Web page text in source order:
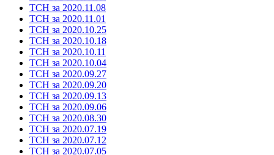
ТСН за 2020.11.08
ТСН за 2020.11.01
ТСН за 2020.10.25
ТСН за 2020.10.18
ТСН за 2020.10.11
ТСН за 2020.10.04
ТСН за 2020.09.27
ТСН за 2020.09.20
ТСН за 2020.09.13
ТСН за 2020.09.06
ТСН за 2020.08.30
ТСН за 2020.07.19
ТСН за 2020.07.12
ТСН за 2020.07.05